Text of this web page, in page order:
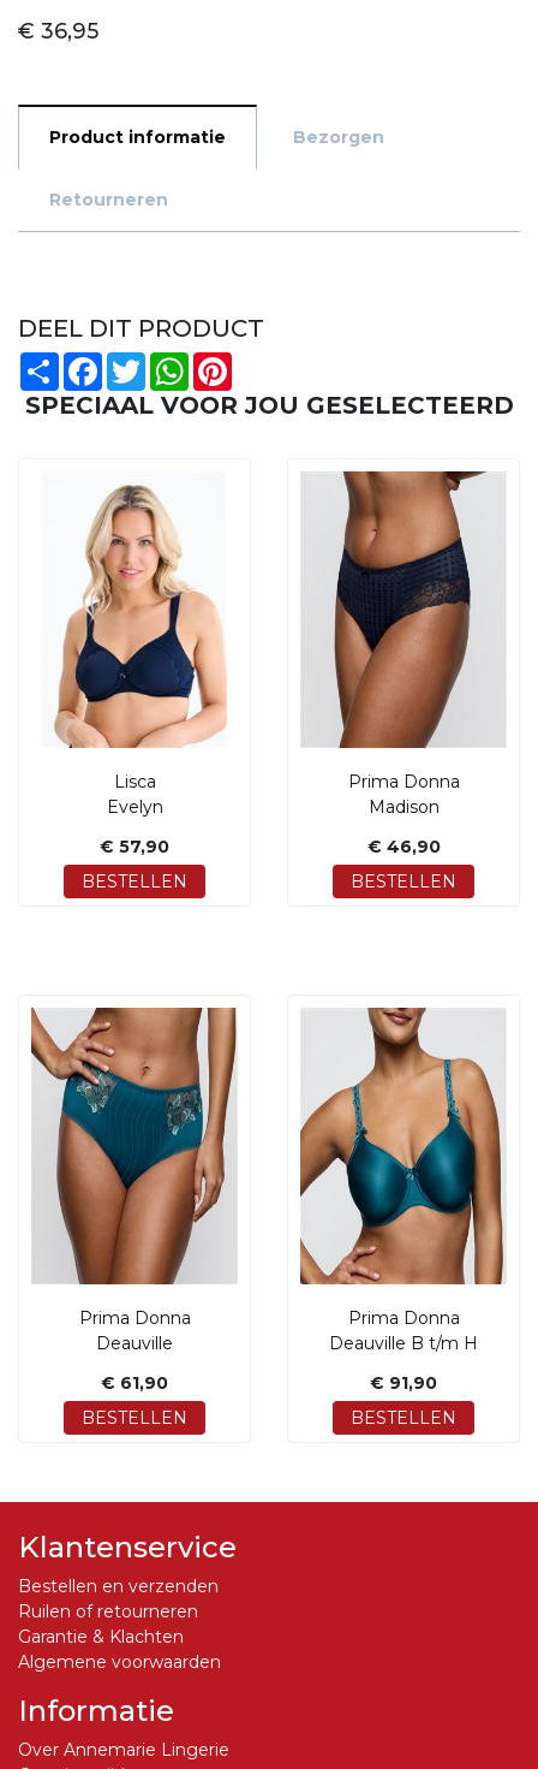
€ 36,95
Product informatie Bezorgen
Retourneren
DEEL DIT PRODUCT
Share Facebook
TwitterWhatsApp
SPECIAAL VOOR JOU GESELECTEERD
Lisca
Evelyn
€ 57,90
BESTELLEN
Prima Donna
Madison
€ 46,90
BESTELLEN
Prima Donna
Deauville
€ 61,90
BESTELLEN
Prima Donna
Deauville B t/m H
€ 91,90
BESTELLEN
Klantenservice
Bestellen en verzenden
Ruilen of retourneren
Garantie & Klachten
Algemene voorwaarden
Informatie
Over Annemarie Lingerie